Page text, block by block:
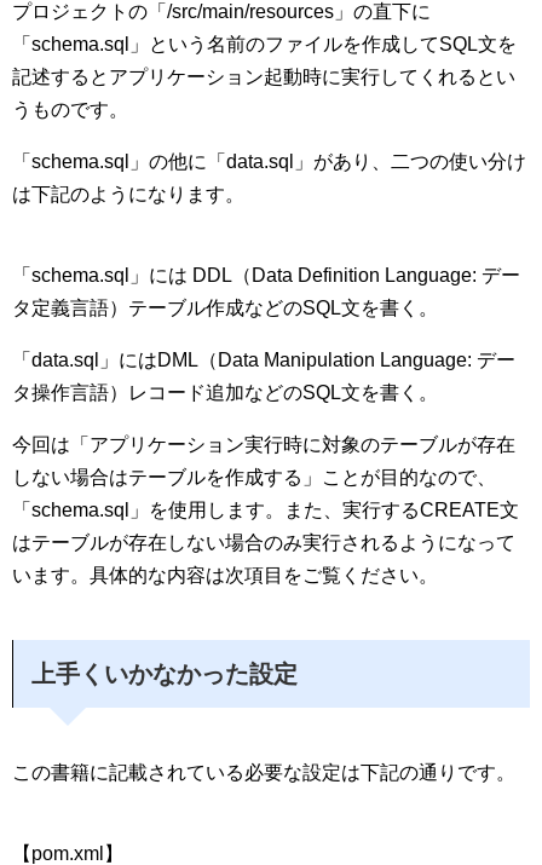
プロジェクトの「/src/main/resources」の直下に
「schema.sql」という名前のファイルを作成してSQL文を
記述するとアプリケーション起動時に実行してくれるとい
うものです。
「schema.sql」の他に「data.sql」があり、二つの使い分け
は下記のようになります。
「schema.sql」には DDL（Data Definition Language: デー
タ定義言語）テーブル作成などのSQL文を書く。
「data.sql」にはDML（Data Manipulation Language: デー
タ操作言語）レコード追加などのSQL文を書く。
今回は「アプリケーション実行時に対象のテーブルが存在
しない場合はテーブルを作成する」ことが目的なので、
「schema.sql」を使用します。また、実行するCREATE文
はテーブルが存在しない場合のみ実行されるようになって
います。具体的な内容は次項目をご覧ください。
上手くいかなかった設定
この書籍に記載されている必要な設定は下記の通りです。
【pom.xml】